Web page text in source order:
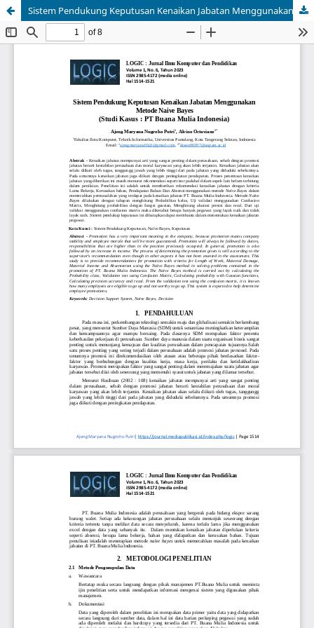
Sistem Pendukung Keputusan Kenaikan Jabatan Menggunakan Metode Naive Bayes